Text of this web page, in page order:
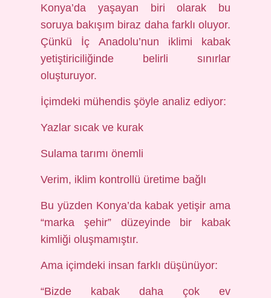
Konya’da yaşayan biri olarak bu
soruya bakışım biraz daha farklı oluyor.
Çünkü İç Anadolu’nun iklimi kabak
yetiştiriciliğinde belirli sınırlar
oluşturuyor.
İçimdeki mühendis şöyle analiz ediyor:
Yazlar sıcak ve kurak
Sulama tarımı önemli
Verim, iklim kontrollü üretime bağlı
Bu yüzden Konya’da kabak yetişir ama
“marka şehir” düzeyinde bir kabak
kimliği oluşmamıştır.
Ama içimdeki insan farklı düşünüyor:
“Bizde kabak daha çok ev